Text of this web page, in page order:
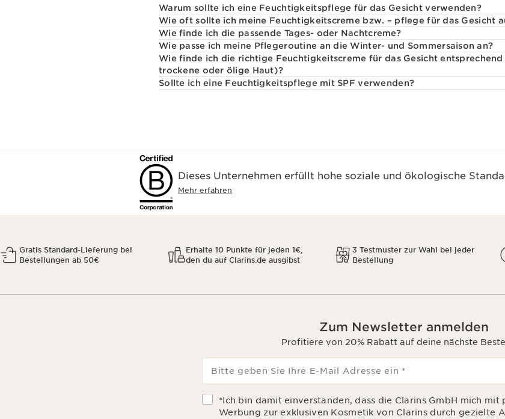
Warum sollte ich eine Feuchtigkeitspflege für das Gesicht verwenden?
Wie oft sollte ich meine Feuchtigkeitscreme bzw. – pflege für das Gesicht
Wie finde ich die passende Tages- oder Nachtcreme?
Wie passe ich meine Pflegeroutine an die Winter- und Sommersaison an?
Wie finde ich die richtige Feuchtigkeitscreme für das Gesicht
trockene oder ölige Haut)?
Sollte ich eine Feuchtigkeitspflege mit SPF verwenden?
Dieses Unternehmen erfüllt hohe soziale und ökologische
Mehr erfahren
Gratis Standard-Lieferung bei
Bestellungen ab 50€
Erhalte 10 Punkte für jeden 1€,
den du auf Clarins.de ausgibst
3 Testmuster zur Wahl bei jeder
Bestellung
Zum Newsletter anmelden
Profitiere von 20% Rabatt auf deine nächste
Bitte geben Sie Ihre E-Mail Adresse ein *
*Ich bin damit einverstanden, dass die Clarins GmbH mich mit
Werbung zur exklusiven Kosmetik von Clarins durch gezielte